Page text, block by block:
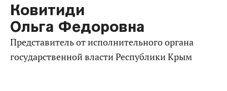
Ковитиди
Ольга Федоровна
представитель от исполнительного органа
государственной власти Республики Крым